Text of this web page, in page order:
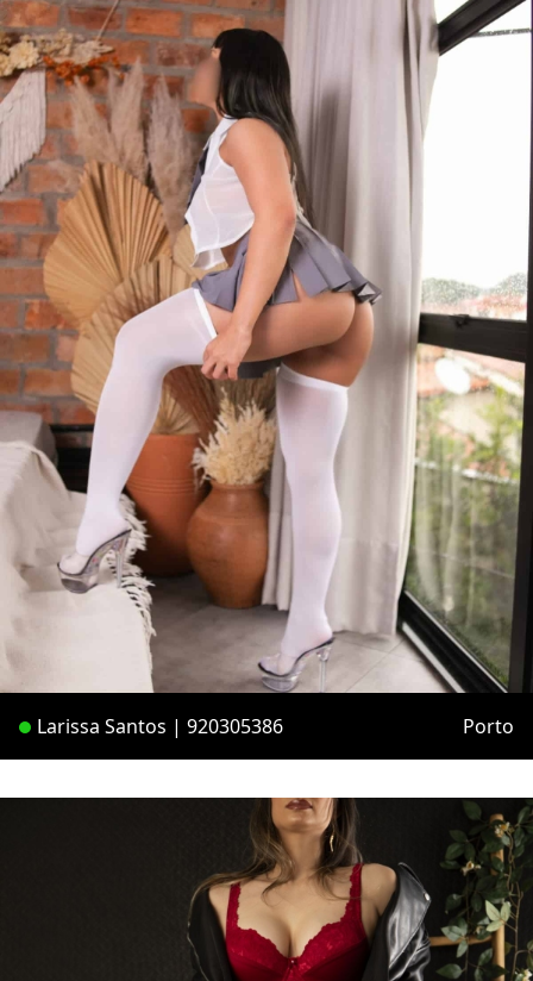
Larissa Santos | 920305386 Porto